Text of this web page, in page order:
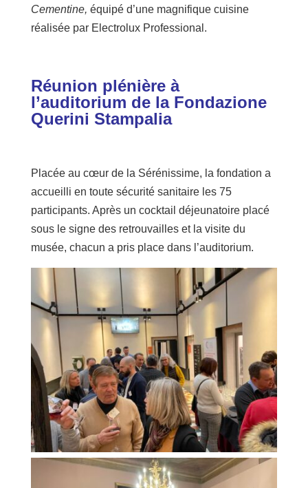
Cementine, équipé d’une magnifique cuisine
réalisée par Electrolux Professional.
Réunion plénière à
l’auditorium de la Fondazione
Querini Stampalia
Placée au cœur de la Sérénissime, la fondation a
accueilli en toute sécurité sanitaire les 75
participants. Après un cocktail déjeunatoire placé
sous le signe des retrouvailles et la visite du
musée, chacun a pris place dans l’auditorium.